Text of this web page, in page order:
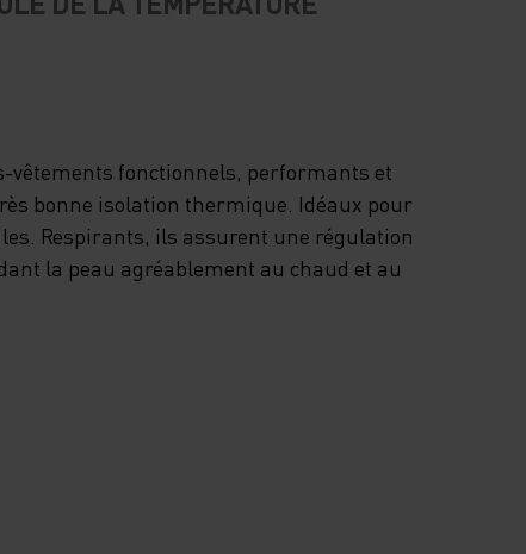
vêtements fonctionnels, performants et
bonne isolation thermique. Idéaux pour
Respirants, ils assurent une régulation
la peau agréablement au chaud et au